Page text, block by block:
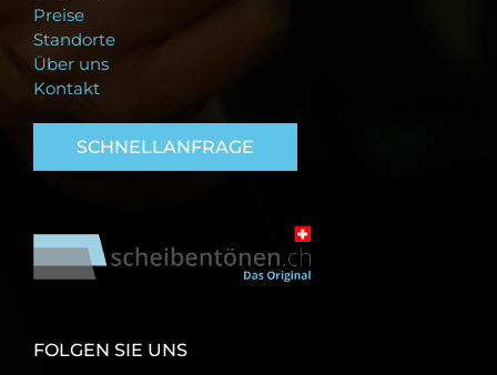
Preise
Standorte
Über uns
Kontakt
SCHNELLANFRAGE
FOLGEN SIE UNS